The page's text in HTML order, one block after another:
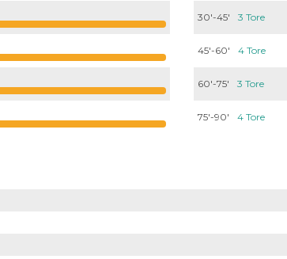
30'-45' 3 Tore
45'-60' 4 Tore
60'-75' 3 Tore
75'-90' 4 Tore